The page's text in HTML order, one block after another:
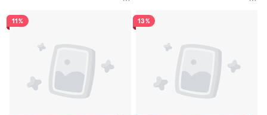
11% 13%